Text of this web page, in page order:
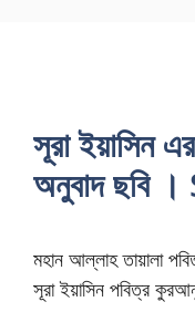
সূরা ইয়াসিন
অনুবাদ ছবি
মহান আল্লাহ তায়ালা
সূরা ইয়াসিন পবিত্র